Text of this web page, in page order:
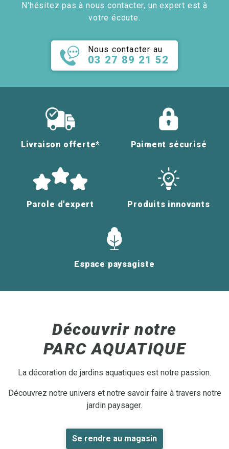
N'hésitez pas à nous contacter, un expert est à
votre écoute.
Nous contacter au
03 27 89 21 52
Livraison offerte* Paiment sécurisé
Parole d'expert Produits innovants
Espace paysagiste
Découvrir notre
PARC AQUATIQUE
La décoration de jardins aquatiques est notre passion.
Découvrez notre univers et notre savoir faire à travers notre
jardin paysager.
Se rendre au magasin